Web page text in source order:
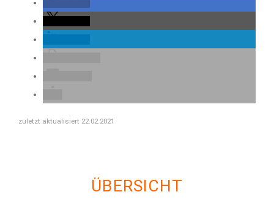
zuletzt aktualisiert 22.02.2021
ÜBERSICHT